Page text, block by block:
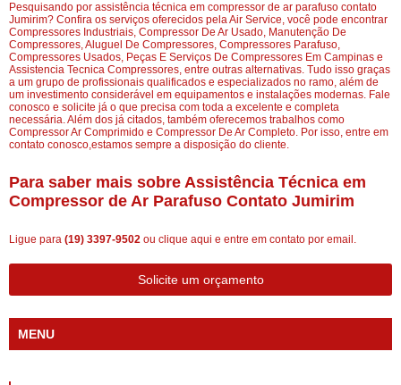
Pesquisando por assistência técnica em compressor de ar parafuso contato
Jumirim? Confira os serviços oferecidos pela Air Service, você pode encontrar
Compressores Industriais, Compressor De Ar Usado, Manutenção De
Compressores, Aluguel De Compressores, Compressores Parafuso,
Compressores Usados, Peças E Serviços De Compressores Em Campinas e
Assistencia Tecnica Compressores, entre outras alternativas. Tudo isso graças
a um grupo de profissionais qualificados e especializados no ramo, além de
um investimento considerável em equipamentos e instalações modernas. Fale
conosco e solicite já o que precisa com toda a excelente e completa
necessária. Além dos já citados, também oferecemos trabalhos como
Compressor Ar Comprimido e Compressor De Ar Completo. Por isso, entre em
contato conosco,estamos sempre a disposição do cliente.
Para saber mais sobre Assistência Técnica em
Compressor de Ar Parafuso Contato Jumirim
Ligue para (19) 3397-9502 ou clique aqui e entre em contato por email.
Solicite um orçamento
MENU